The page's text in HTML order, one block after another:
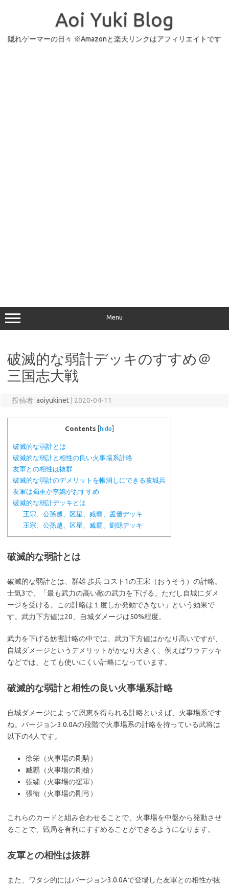
Aoi Yuki Blog
隠れゲーマーの日々 ※Amazonと楽天リンクはアフィリエイトです
Menu
破滅的な弱計デッキのすすめ＠
三国志大戦
投稿者: aoiyukinet 2020-04-11
Contents [ hide
破滅的な弱計とは
破滅的な弱計と相性の良い火事場系計略
友軍との相性は抜群
破滅的な弱計のデメリットを帳消しにできる攻城兵
友軍は蜀巫か李婉がおすすめ
破滅的な弱計デッキとは
王宗、公孫越、区星、臧覇、孟優デッキ
王宗、公孫越、区星、臧覇、劉繇デッキ
破滅的な弱計とは
破滅的な弱計とは、群雄 歩兵 コスト1の王宋（おうそう）の計略。
士気3で、「最も武力の高い敵の武力を下げる。ただし自城にダメ
ージを受ける。この計略は１度しか発動できない」という効果で
す。武力下方値は20、自城ダメージは50%程度。
武力を下げる妨害計略の中では、武力下方値はかなり高いですが、
自城ダメージというデメリットがかなり大きく、例えばワラデッキ
などでは、とても使いにくい計略になっています。
破滅的な弱計と相性の良い火事場系計略
自城ダメージによって恩恵を得られる計略といえば、火事場系です
ね。バージョン3.0.0Aの段階で火事場系の計略を持っている武将は
以下の4人です。
徐栄（火事場の剛騎）
臧覇（火事場の剛槍）
張繍（火事場の援軍）
張衛（火事場の剛弓）
これらのカードと組み合わせることで、火事場を中盤から発動させ
ることで、戦局を有利にすすめることができるようになります。
友軍との相性は抜群
また、ワタシ的にはバージョン3.0.0Aで登場した友軍との相性が抜